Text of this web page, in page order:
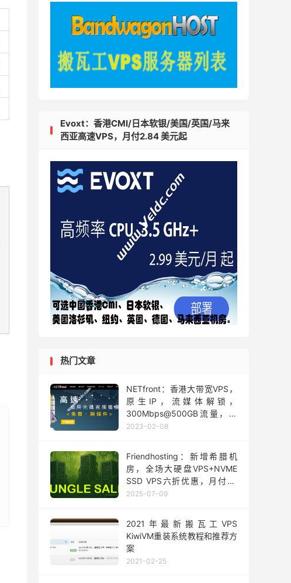
Evoxt：香港CMI/日本软银/美国/英国/马来
西亚高速VPS，月付2.84 美元起
热门文章
NETfront：香港大带宽VPS，
原生IP，流媒体解锁，
300Mbps@500GB流量，用
完限速2Mbps，月付60港元
2023-02-08
Friendhosting：新增希腊机
房，全场大硬盘VPS+NVME
SSD VPS六折优惠，月付€2
起，可选日本/美国/希腊等16
2025-07-09
2021年最新搬瓦工VPS
KiwiVM重装系统教程和推荐方
案
2021-02-25